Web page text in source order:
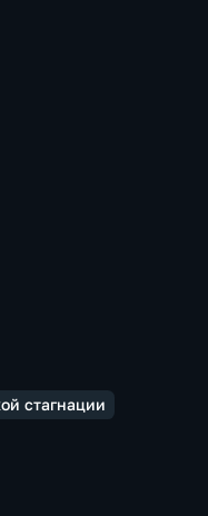
стагнации